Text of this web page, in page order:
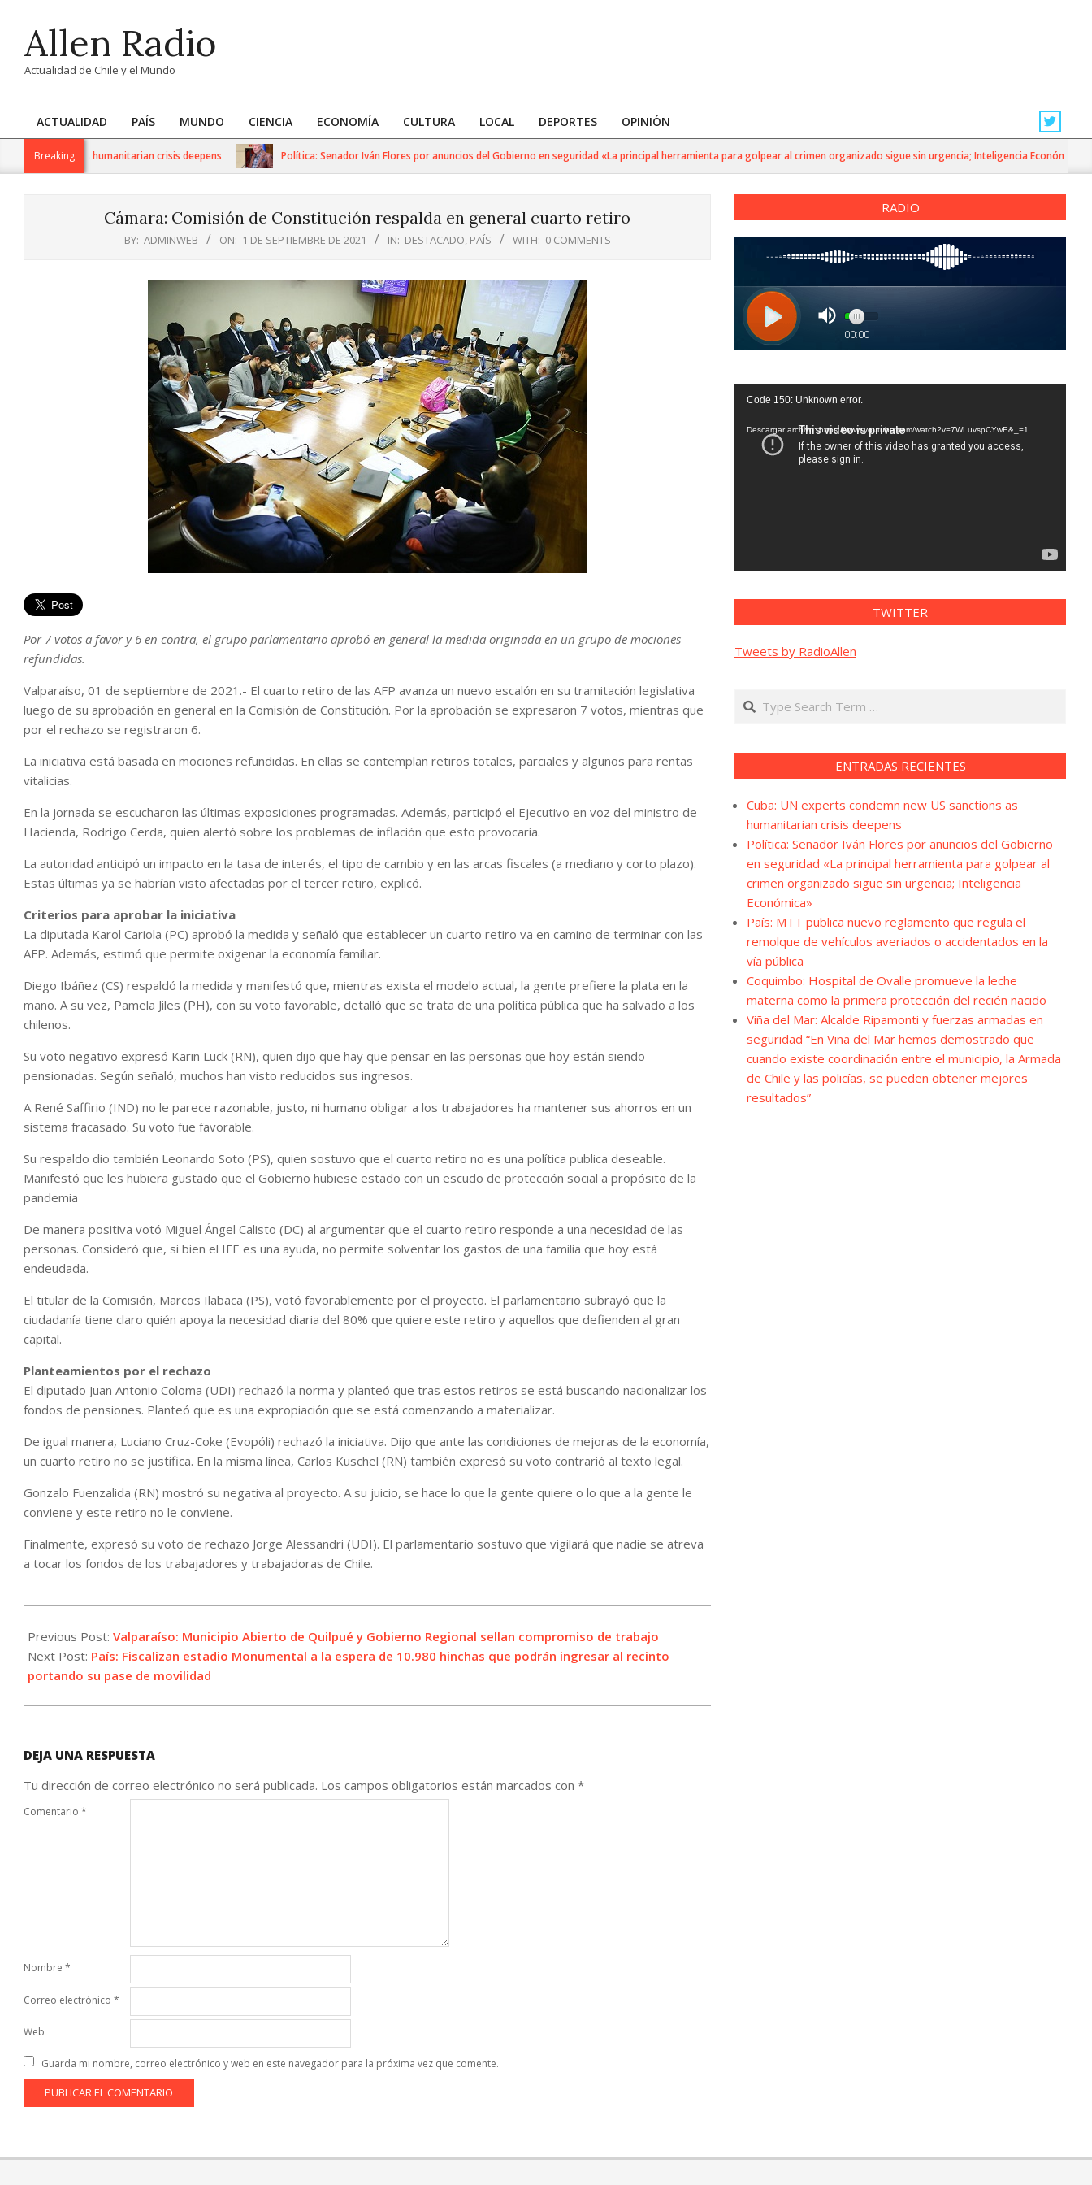
contentAllen Radio
Actualidad de Chile y el Mundo
Primary
Navigation
ACTUALIDAD PAÍS MUNDO CIENCIA ECONOMÍA CULTURA LOCAL DEPORTES OPINIÓN
Breaking
sanctions as humanitarian crisis deepens Política: Senador Iván Flores por anuncios del Gobierno en seguridad «La principal herramienta para golpear al crimen organizado sigue sin urgencia; Inteligencia Económica»
Cámara: Comisión de Constitución respalda en general cuarto retiro
BY: ADMINWEB ON: 1 DE SEPTIEMBRE DE 2021 IN: DESTACADO, PAÍS WITH: 0 COMMENTS
Por 7 votos a favor y 6 en contra, el grupo parlamentario aprobó en general la medida originada en un grupo de mociones
refundidas.
Valparaíso, 01 de septiembre de 2021.- El cuarto retiro de las AFP avanza un nuevo escalón en su tramitación legislativa
luego de su aprobación en general en la Comisión de Constitución. Por la aprobación se expresaron 7 votos, mientras que
por el rechazo se registraron 6.
La iniciativa está basada en mociones refundidas. En ellas se contemplan retiros totales, parciales y algunos para rentas
vitalicias.
En la jornada se escucharon las últimas exposiciones programadas. Además, participó el Ejecutivo en voz del ministro de
Hacienda, Rodrigo Cerda, quien alertó sobre los problemas de inflación que esto provocaría.
La autoridad anticipó un impacto en la tasa de interés, el tipo de cambio y en las arcas fiscales (a mediano y corto plazo).
Estas últimas ya se habrían visto afectadas por el tercer retiro, explicó.
Criterios para aprobar la iniciativa
La diputada Karol Cariola (PC) aprobó la medida y señaló que establecer un cuarto retiro va en camino de terminar con las
AFP. Además, estimó que permite oxigenar la economía familiar.
Diego Ibáñez (CS) respaldó la medida y manifestó que, mientras exista el modelo actual, la gente prefiere la plata en la
mano. A su vez, Pamela Jiles (PH), con su voto favorable, detalló que se trata de una política pública que ha salvado a los
chilenos.
Su voto negativo expresó Karin Luck (RN), quien dijo que hay que pensar en las personas que hoy están siendo
pensionadas. Según señaló, muchos han visto reducidos sus ingresos.
A René Saffirio (IND) no le parece razonable, justo, ni humano obligar a los trabajadores ha mantener sus ahorros en un
sistema fracasado. Su voto fue favorable.
Su respaldo dio también Leonardo Soto (PS), quien sostuvo que el cuarto retiro no es una política publica deseable.
Manifestó que les hubiera gustado que el Gobierno hubiese estado con un escudo de protección social a propósito de la
pandemia
De manera positiva votó Miguel Ángel Calisto (DC) al argumentar que el cuarto retiro responde a una necesidad de las
personas. Consideró que, si bien el IFE es una ayuda, no permite solventar los gastos de una familia que hoy está
endeudada.
El titular de la Comisión, Marcos Ilabaca (PS), votó favorablemente por el proyecto. El parlamentario subrayó que la
ciudadanía tiene claro quién apoya la necesidad diaria del 80% que quiere este retiro y aquellos que defienden al gran
capital.
Planteamientos por el rechazo
El diputado Juan Antonio Coloma (UDI) rechazó la norma y planteó que tras estos retiros se está buscando nacionalizar los
fondos de pensiones. Planteó que es una expropiación que se está comenzando a materializar.
De igual manera, Luciano Cruz-Coke (Evopóli) rechazó la iniciativa. Dijo que ante las condiciones de mejoras de la economía,
un cuarto retiro no se justifica. En la misma línea, Carlos Kuschel (RN) también expresó su voto contrarió al texto legal.
Gonzalo Fuenzalida (RN) mostró su negativa al proyecto. A su juicio, se hace lo que la gente quiere o lo que a la gente le
conviene y este retiro no le conviene.
Finalmente, expresó su voto de rechazo Jorge Alessandri (UDI). El parlamentario sostuvo que vigilará que nadie se atreva
a tocar los fondos de los trabajadores y trabajadoras de Chile.
09-
01
Previous Post: Valparaíso: Municipio Abierto de Quilpué y Gobierno Regional sellan compromiso de trabajo
Next Post: País: Fiscalizan estadio Monumental a la espera de 10.980 hinchas que podrán ingresar al recinto
portando su pase de movilidad
DEJA UNA RESPUESTA
Tu dirección de correo electrónico no será publicada. Los campos obligatorios están marcados con *
Comentario *
Nombre *
Correo electrónico *
Web
Guarda mi nombre, correo electrónico y web en este navegador para la próxima vez que comente.
RADIO
Reproductor
vídeo
Code 150: Unknown error.
Descargar archivo: https://www.youtube.com/watch?v=7WLuvspCYwE&_=1
TWITTER
Tweets by RadioAllen
Search
ENTRADAS RECIENTES
Cuba: UN experts condemn new US sanctions as
humanitarian crisis deepens
Política: Senador Iván Flores por anuncios del Gobierno
en seguridad «La principal herramienta para golpear al
crimen organizado sigue sin urgencia; Inteligencia
Económica»
País: MTT publica nuevo reglamento que regula el
remolque de vehículos averiados o accidentados en la
vía pública
Coquimbo: Hospital de Ovalle promueve la leche
materna como la primera protección del recién nacido
Viña del Mar: Alcalde Ripamonti y fuerzas armadas en
seguridad “En Viña del Mar hemos demostrado que
cuando existe coordinación entre el municipio, la Armada
de Chile y las policías, se pueden obtener mejores
resultados”